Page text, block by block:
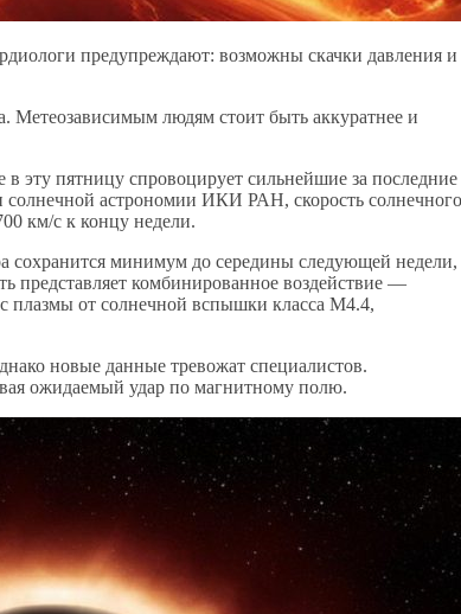
предупреждают: возможны скачки давления и
Метеозависимым людям стоит быть аккуратнее и
в эту пятницу спровоцирует сильнейшие за последние
астрономии ИКИ РАН, скорость солнечного
км/с к концу недели.
сохранится минимум до середины следующей недели,
представляет комбинированное воздействие —
от солнечной вспышки класса M4.4,
новые данные тревожат специалистов.
ожидаемый удар по магнитному полю.